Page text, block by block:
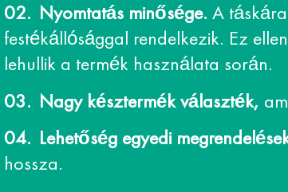
Nyomtatás minősége.A táskára
festékállósággal rendelkezik. Ez
lehullik a termék használata során.
Nagy késztermék választék,
Lehetőség egyedi
hossza.